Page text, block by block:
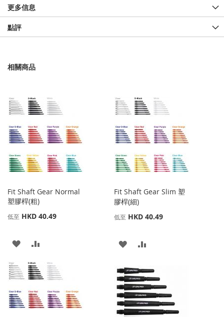
更多信息
點評
相關商品
Fit Shaft Gear Normal
塑膠桿(粗)
低至 HKD 40.49
添
到
收
並
Fit Shaft Gear Slim 塑
膠桿(細)
低至 HKD 40.49
添
到
收
藏
並
比
較